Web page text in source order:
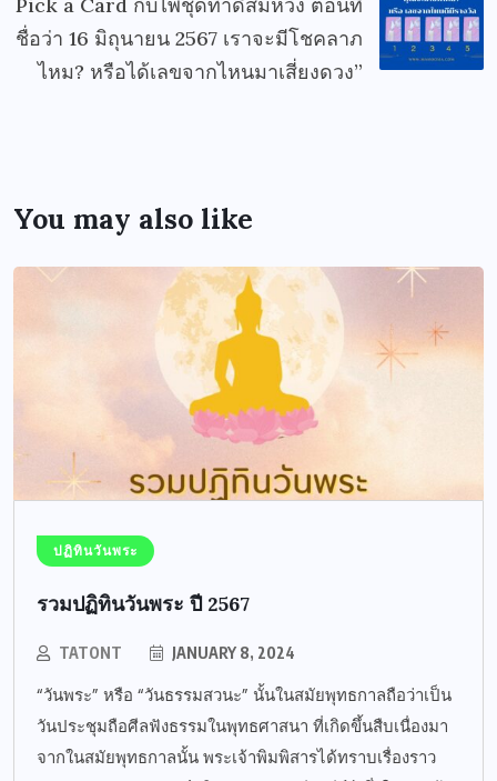
ชื่อว่า 16 มิถุนายน 2567 เราจะมีโชคลาภ
ไหม? หรือได้เลขจากไหนมาเสี่ยงดวง”
You may also like
ปฏิทินวันพระ
รวมปฏิทินวันพระ ปี 2567
TATONT JANUARY 8, 2024
“วันพระ” หรือ “วันธรรมสวนะ” นั้นในสมัยพุทธกาลถือว่าเป็น
วันประชุมถือศีลฟังธรรมในพุทธศาสนา ที่เกิดขึ้นสืบเนื่องมา
จากในสมัยพุทธกาลนั้น พระเจ้าพิมพิสารได้ทราบเรื่องราว